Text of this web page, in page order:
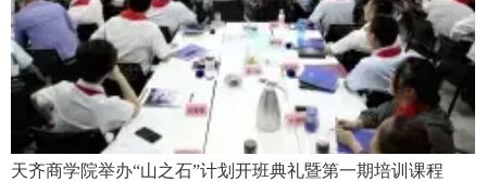
天齐商学院举办“山之石”计划开班典礼暨第一期培训课程